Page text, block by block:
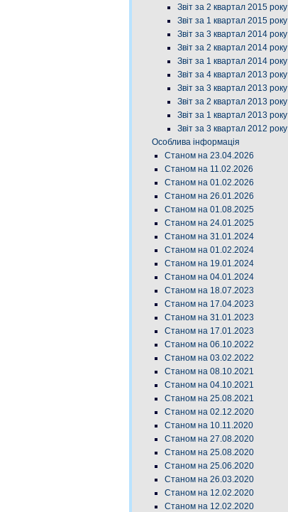
Звіт за 2 квартал 2015 року
Звіт за 1 квартал 2015 року
Звіт за 3 квартал 2014 року
Звіт за 2 квартал 2014 року
Звіт за 1 квартал 2014 року
Звіт за 4 квартал 2013 року
Звіт за 3 квартал 2013 року
Звіт за 2 квартал 2013 року
Звіт за 1 квартал 2013 року
Звіт за 3 квартал 2012 року
Особлива інформація
Станом на 23.04.2026
Станом на 11.02.2026
Станом на 01.02.2026
Станом на 26.01.2026
Станом на 01.08.2025
Станом на 24.01.2025
Станом на 31.01.2024
Станом на 01.02.2024
Станом на 19.01.2024
Станом на 04.01.2024
Станом на 18.07.2023
Станом на 17.04.2023
Станом на 31.01.2023
Станом на 17.01.2023
Станом на 06.10.2022
Станом на 03.02.2022
Станом на 08.10.2021
Станом на 04.10.2021
Станом на 25.08.2021
Станом на 02.12.2020
Станом на 10.11.2020
Станом на 27.08.2020
Станом на 25.08.2020
Станом на 25.06.2020
Станом на 26.03.2020
Станом на 12.02.2020
Станом на 12.02.2020